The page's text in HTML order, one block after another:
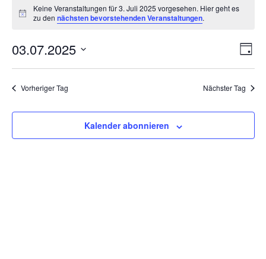
für
Juli
2025
Hinweis
Keine Veranstaltungen für 3. Juli 2025 vorgesehen. Hier geht es
zu den nächsten bevorstehenden Veranstaltungen.
Tag
03.07.2025
Vorheriger Tag Nächster Tag
Kalender abonnieren